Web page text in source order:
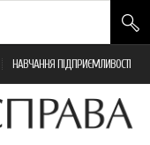
НАВЧАННЯ ПІДПРИЄМЛИВОСТІ